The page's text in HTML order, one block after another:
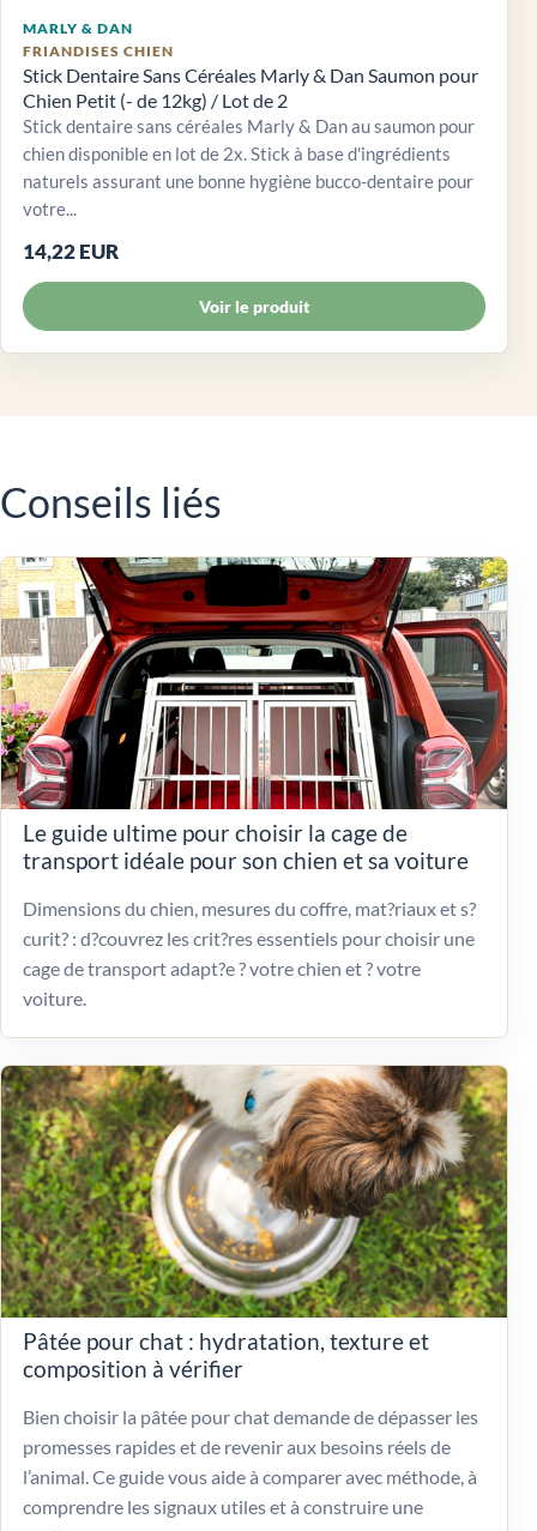
MARLY & DAN
FRIANDISES CHIEN
Stick Dentaire Sans Céréales Marly & Dan Saumon pour
Chien Petit (- de 12kg) / Lot de 2
Stick dentaire sans céréales Marly & Dan au saumon pour
chien disponible en lot de 2x. Stick à base d'ingrédients
naturels assurant une bonne hygiène bucco-dentaire pour
votre...
14,22 EUR
Voir le produit
Conseils liés
Le guide ultime pour choisir la cage de
transport idéale pour son chien et sa voiture
Dimensions du chien, mesures du coffre, mat?riaux et s?
curit? : d?couvrez les crit?res essentiels pour choisir une
cage de transport adapt?e ? votre chien et ? votre
voiture.
Pâtée pour chat : hydratation, texture et
composition à vérifier
Bien choisir la pâtée pour chat demande de dépasser les
promesses rapides et de revenir aux besoins réels de
l’animal. Ce guide vous aide à comparer avec méthode, à
comprendre les signaux utiles et à construire une